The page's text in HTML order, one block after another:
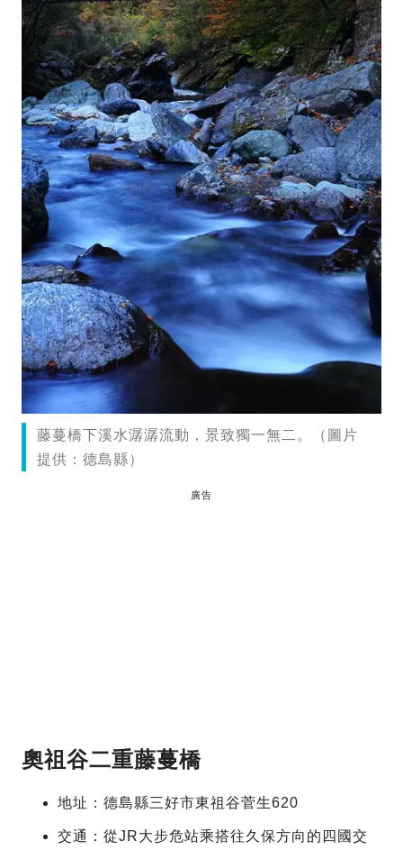
藤蔓橋下溪水潺潺流動，景致獨一無二。（圖片
提供：德島縣）
廣告
奧祖谷二重藤蔓橋
地址：德島縣三好市東祖谷菅生620
交通：從JR大步危站乘搭往久保方向的四國交